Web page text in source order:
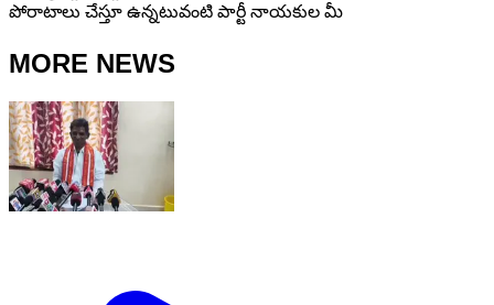
పోరాటాలు చేస్తూ ఉన్నటువంటి పార్టీ నాయకుల మీ
MORE NEWS